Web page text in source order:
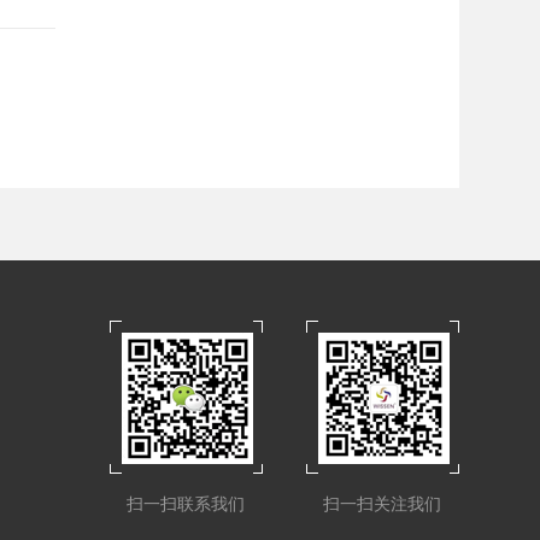
扫一扫关注我们
扫一扫联系我们